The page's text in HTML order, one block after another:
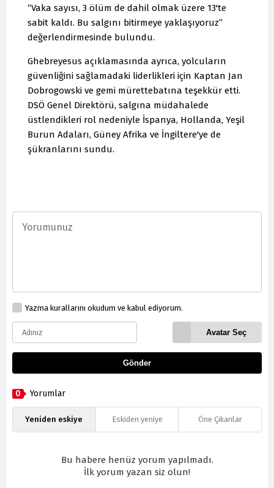
“Vaka sayısı, 3 ölüm de dahil olmak üzere 13'te
sabit kaldı. Bu salgını bitirmeye yaklaşıyoruz”
değerlendirmesinde bulundu.
Ghebreyesus açıklamasında ayrıca, yolcuların
güvenliğini sağlamadaki liderlikleri için Kaptan Jan
Dobrogowski ve gemi mürettebatına teşekkür etti.
DSÖ Genel Direktörü, salgına müdahalede
üstlendikleri rol nedeniyle İspanya, Hollanda, Yeşil
Burun Adaları, Güney Afrika ve İngiltere'ye de
şükranlarını sundu.
Yazma kurallarını okudum ve kabul ediyorum.
Avatar Seç
Gönder
0 Yorumlar
Yeniden eskiye Eskiden yeniye Öne Çıkanlar
Bu habere henüz yorum yapılmadı.
İlk yorum yazan siz olun!